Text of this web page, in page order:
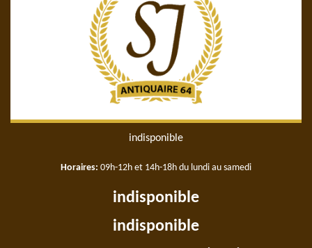
indisponible
Horaires: 09h-12h et 14h-18h du lundi au samedi
indisponible
indisponible